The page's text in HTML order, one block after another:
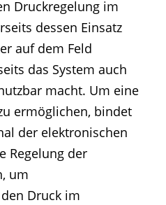
Druckregelung im
dessen Einsatz
auf dem Feld
das System auch
macht. Um eine
ermöglichen, bindet
der elektronischen
Regelung der
um
Druck im